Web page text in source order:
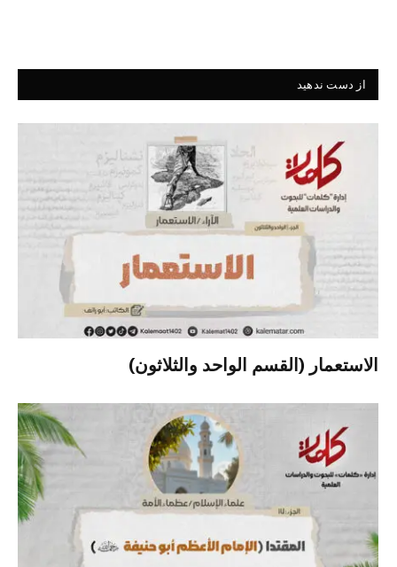
از دست ندهید
الاستعمار (القسم الواحد والثلاثون)